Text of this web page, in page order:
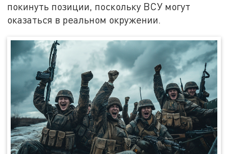
покинуть позиции, поскольку ВСУ могут
оказаться в реальном окружении.